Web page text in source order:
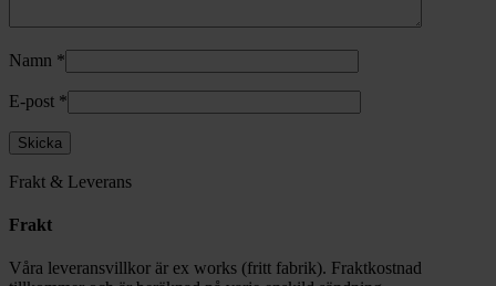
Namn *
E-post *
Frakt & Leverans
Frakt
Våra leveransvillkor är ex works (fritt fabrik). Fraktkostnad